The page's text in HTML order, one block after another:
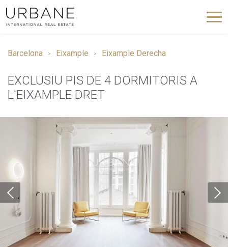
Barcelona Eixample Eixample Derecha
EXCLUSIU PIS DE 4 DORMITORIS A
L'EIXAMPLE DRET